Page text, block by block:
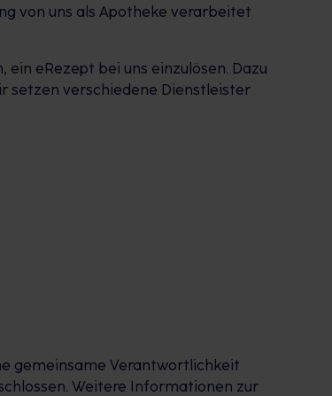
von uns als Apotheke verarbeitet
eRezept bei uns einzulösen. Dazu
setzen verschiedene Dienstleister
gemeinsame Verantwortlichkeit
Weitere Informationen zur